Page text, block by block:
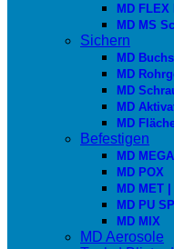
MD FLEX
MD MS
Sichern
MD
MD
MD
MD
MD
Befestigen
MD
MD POX
MD MET
MD PU
MD MIX
MD Aerosole